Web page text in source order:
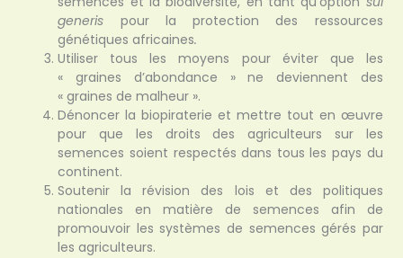
generis pour la protection des ressources
génétiques africaines.
Utiliser tous les moyens pour éviter que les
« graines d’abondance » ne deviennent des
« graines de malheur ».
Dénoncer la biopiraterie et mettre tout en œuvre
pour que les droits des agriculteurs sur les
semences soient respectés dans tous les pays du
continent.
Soutenir la révision des lois et des politiques
nationales en matière de semences afin de
promouvoir les systèmes de semences gérés par
les agriculteurs.